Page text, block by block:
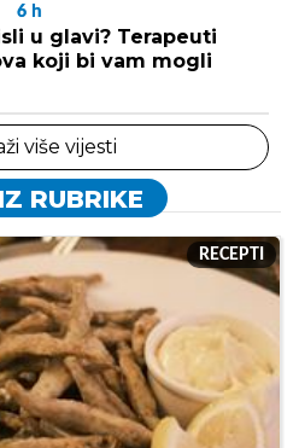
6 h
u glavi? Terapeuti
koji bi vam mogli
više vijesti
RUBRIKE
RECEPTI